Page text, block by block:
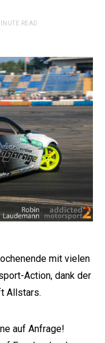
READ
mit vielen
Action, dank der
Allstars.
auf Anfrage!